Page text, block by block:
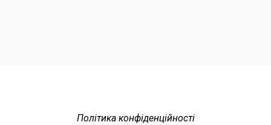
Політика конфіденційності